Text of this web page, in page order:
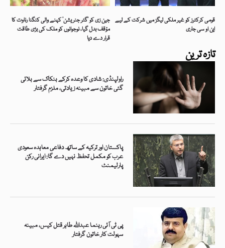
تازہ ترین
راولپنڈی: شادی کا وعدہ کرکے بنکاک سے بلائی
گئی خاتون سے مبینہ زیادتی، ملزم گرفتار
پاکستان اور ترکیہ کے ساتھ دفاعی معاہدہ سعودی
عرب کو مکمل تحفظ نہیں دے گا: ایرانی رکن
پارلیمنٹ
پی ٹی آئی رہنما عبداللہ طاہر قتل کیس، مبینہ
سہولت کار خاتون گرفتار
جین زی کو ’گٹر جنریشن‘ کہنے والی کنگنا رناوت کا
مؤقف بدل گیا، نوجوانوں کو ملک کی بڑی طاقت
قرار دے دیا
قومی کرکٹرز کو غیر ملکی لیگز میں شرکت کے لیے
این او سی جاری